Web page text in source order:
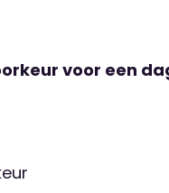
voor een